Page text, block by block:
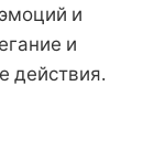
и
и
действия.